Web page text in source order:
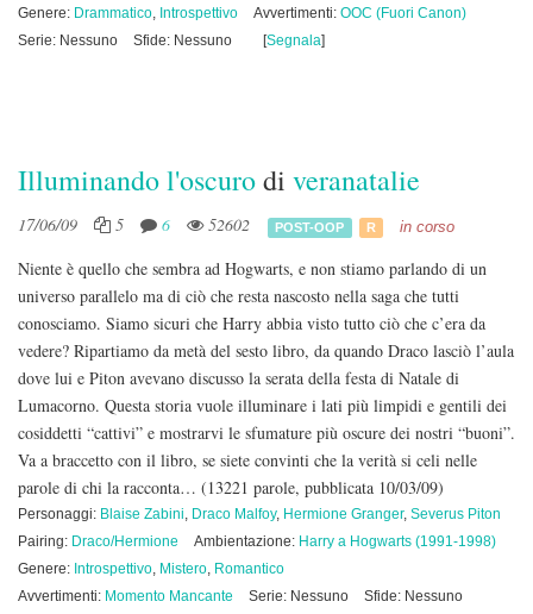
Genere: Drammatico, Introspettivo Avvertimenti: OOC (Fuori Canon)
Serie: Nessuno
Sfide: Nessuno [Segnala]
Illuminando l'oscurodi veranatalie
17/06/09 5 6 52602 POST-OOP R in corso
Niente è quello che sembra ad Hogwarts, e non stiamo parlando di un
universo parallelo ma di ciò che resta nascosto nella saga che tutti
conosciamo. Siamo sicuri che Harry abbia visto tutto ciò che c’era da
vedere? Ripartiamo da metà del sesto libro, da quando Draco lasciò l’aula
dove lui e Piton avevano discusso la serata della festa di Natale di
Lumacorno. Questa storia vuole illuminare i lati più limpidi e gentili dei
cosiddetti “cattivi” e mostrarvi le sfumature più oscure dei nostri “buoni”.
Va a braccetto con il libro, se siete convinti che la verità si celi nelle
parole di chi la racconta… (13221 parole, pubblicata 10/03/09)
Personaggi: Blaise Zabini, Draco Malfoy, Hermione Granger, Severus Piton
Pairing: Draco/Hermione Ambientazione: Harry a Hogwarts (1991-1998)
Genere: Introspettivo, Mistero, Romantico
Avvertimenti: Momento Mancante Serie: Nessuno
Sfide: Nessuno